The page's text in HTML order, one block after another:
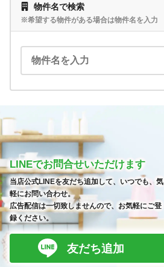
物件名で検索
※希望する物件がある場合は物件名を入力
LINEでお問合せいただけます
当店公式LINEを友だち追加して、いつでも、気
軽にお問い合わせ。
広告配信は一切致しませんので、お気軽にご登
録ください。
友だち追加